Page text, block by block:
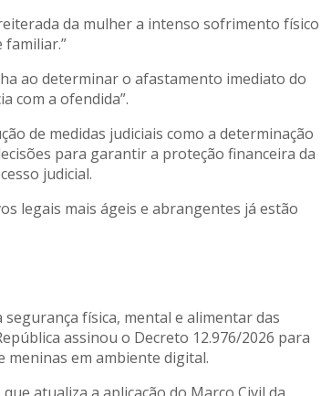
da mulher a intenso sofrimento físico
ao determinar o afastamento imediato do
com a ofendida”.
de medidas judiciais como a determinação
para garantir a proteção financeira da
judicial.
legais mais ágeis e abrangentes já estão
física, mental e alimentar das
assinou o Decreto 12.976/2026 para
em ambiente digital.